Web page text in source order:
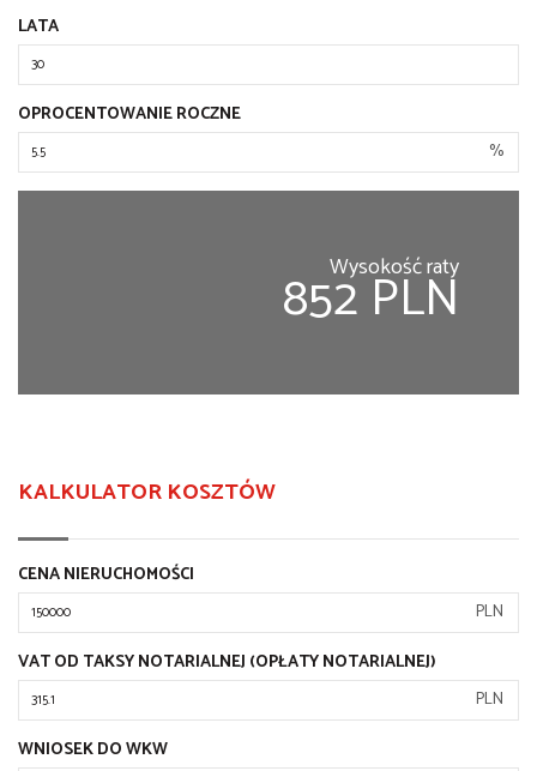
LATA
OPROCENTOWANIE ROCZNE
%
Wysokość raty
852 PLN
KALKULATOR KOSZTÓW
CENA NIERUCHOMOŚCI
PLN
VAT OD TAKSY NOTARIALNEJ (OPŁATY NOTARIALNEJ)
PLN
WNIOSEK DO WKW